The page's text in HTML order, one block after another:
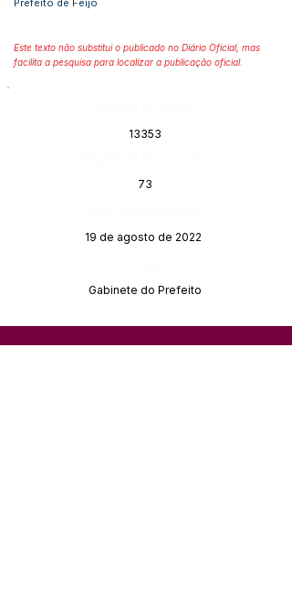
Prefeito de Feijó
Este texto não substitui o publicado no Diário Oficial, mas
facilita a pesquisa para localizar a publicação oficial.
13353
73
19 de agosto de 2022
Gabinete do Prefeito